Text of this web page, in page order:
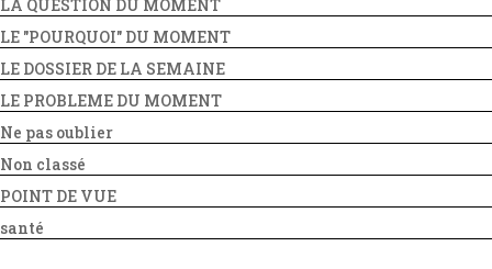
LA QUESTION DU MOMENT
LE "POURQUOI" DU MOMENT
LE DOSSIER DE LA SEMAINE
LE PROBLEME DU MOMENT
Ne pas oublier
Non classé
POINT DE VUE
santé